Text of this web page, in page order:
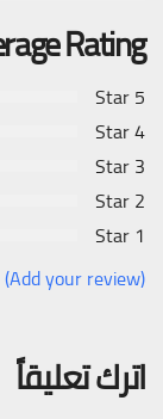
Rating
5 Star
4 Star
3 Star
2 Star
1 Star
(Add your review)
اترك تعليقاً